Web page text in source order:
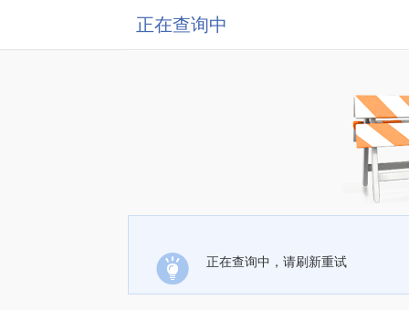
正在查询中
正在查询中，请刷新重试